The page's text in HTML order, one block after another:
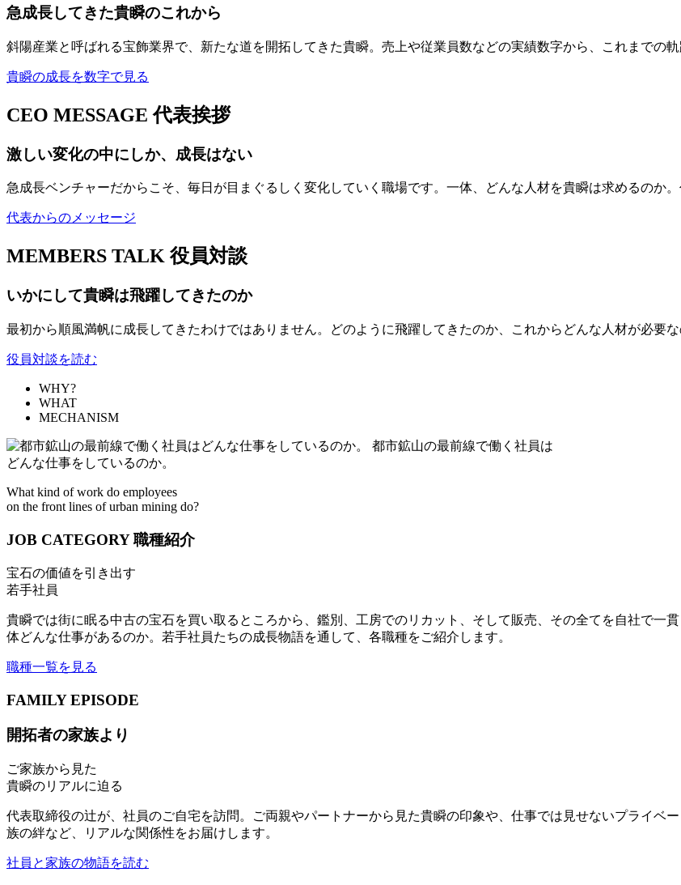
急成長してきた貴瞬のこれから
斜陽産業と呼ばれる宝飾業界で、新たな道を開拓してきた貴瞬。売上や従業員数などの実績数字から、これまでの
貴瞬の成長を数字で見る
CEO MESSAGE 代表挨拶
激しい変化の中にしか、成長はない
急成長ベンチャーだからこそ、毎日が目まぐるしく変化していく職場です。一体、どんな人材を貴瞬は求めるのか
代表からのメッセージ
MEMBERS TALK 役員対談
いかにして貴瞬は飛躍してきたのか
最初から順風満帆に成長してきたわけではありません。どのように飛躍してきたのか、これからどんな人材が必要
役員対談を読む
WHY?
WHAT
MECHANISM
都市鉱山の最前線で働く社員は
どんな仕事をしているのか。
What kind of work do employees
on the front lines of urban mining do?
JOB CATEGORY 職種紹介
宝石の価値を引き出す
若手社員
貴瞬では街に眠る中古の宝石を買い取るところから、鑑別、工房でのリカット、そして販売、その全てを自社で一
体どんな仕事があるのか。若手社員たちの成長物語を通して、各職種をご紹介します。
職種一覧を見る
FAMILY EPISODE
開拓者の家族より
ご家族から見た
貴瞬のリアルに迫る
代表取締役の辻が、社員のご自宅を訪問。ご両親やパートナーから見た貴瞬の印象や、仕事では見せないプライベ
族の絆など、リアルな関係性をお届けします。
社員と家族の物語を読む